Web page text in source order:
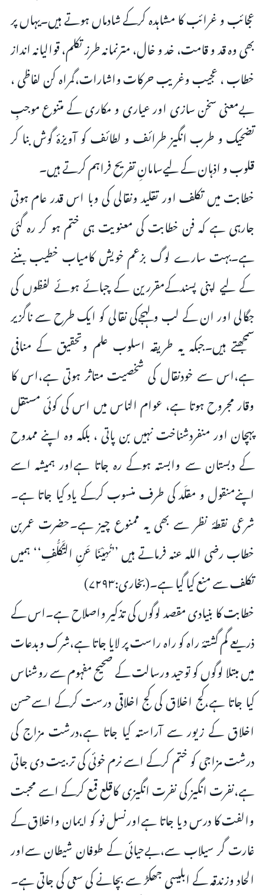
عجائب و غرائب کا مشاہدہ کرکے شادماں ہوتے ہیں۔یہاں پر
بھی وہ قد و قامت، خد و خال، مترنمانہ طرز تکلم، قوالیانہ انداز
خطاب ، عجیب وغریب حرکات واشارات،گمراہ کن لفاظی ،
بےمعنی سخن سازی اور عیاری و مکاری کے متنوع موجبِ
تضحیک و طرب انگیز طرائف و لطائف کو آویزۂ گوش بنا کر
قلوب و اذہان کے لیےسامانِ تفریح فراہم کرتے ہیں۔
خطابت میں تکلف اور تقلید ونقالی کی وبا اس قدر عام ہوتی
جارہی ہے کہ فن خطابت کی معنویت ہی ختم ہو کر رہ گئی
ہے۔بہت سارے لوگ بزعم خویش کامیاب خطیب بننے
کے لیے اپنی پسندکےمقررین کے چبائے ہوئے لفظوں کی
جگالی اور ان کے لب ولہجےکی نقالی کو ایک طرح سے ناگزیر
سمجھتے ہیں۔جبکہ یہ طریقہ اسلوب علم وتحقیق کے منافی
ہے،اس سے خودنقال کی شخصیت متاثر ہوتی ہے،اس کا
وقار مجروح ہوتا ہے، عوام الناس میں اس کی کوئی مستقل
پہچان اور منفردشناخت نہیں بن پاتی ، بلکہ وہ اپنے ممدوح
کے دبستان سے وابستہ ہوکے رہ جاتا ہےاور ہمیشہ اسے
اپنےمنقول و مقلَد کی طرف منسوب کرکے یاد کیا جاتا ہے۔
شرعی نقطۂ نظر سے بھی یہ ممنوع چیز ہے۔حضرت عمربن
خطاب رضی اللہ عنہ فرماتے ہیں ’’نُهِيْنَا عَنِ التَّكَلُّفِ‘‘ ہمیں
تکلف سے منع کیا گیا ہے۔(بخاری:۷۲۹۳)
خطابت کا بنیادی مقصد لوگوں کی تذکیر واصلاح ہے۔اس کے
ذریعے گم گشتۂ راہ کو راہ راست پر لایا جاتا ہے،شرک وبدعات
میں مبتلا لوگوں کو توحید ورسالت کے صحیح مفہوم سے روشناس
کیا جاتا ہے،کج اخلاق کی کج اخلاقی درست کرکے اسےحسن
اخلاق کے زیور سے آراستہ کیا جاتا ہے،درشت مزاج کی
درشت مزاجی کو ختم کرکے اسے نرم خوئی کی تربیت دی جاتی
ہے،نفرت انگیز کی نفرت انگیزی کاقلع قمع کرکے اسے محبت
والفت کا درس دیا جاتا ہےاورنسل نو کو ایمان واخلاق کے
غارت گر سیلاب سے،بےحیائی کے طوفان شیطان سےاور
الحاد وزندقہ کے ابلیسی جھکڑ سے بچانے کی سعی کی جاتی ہے۔